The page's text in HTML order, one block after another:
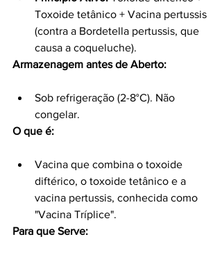
Toxoide tetânico + Vacina pertussis
(contra a Bordetella pertussis, que
causa a coqueluche).
Armazenagem antes de Aberto:
Sob refrigeração (2-8°C). Não
congelar.
O que é:
Vacina que combina o toxoide
diftérico, o toxoide tetânico e a
vacina pertussis, conhecida como
"Vacina Tríplice".
Para que Serve: